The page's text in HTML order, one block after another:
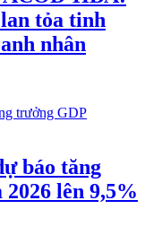
tỏa tinh
nhân
báo tăng
lên 9,5%